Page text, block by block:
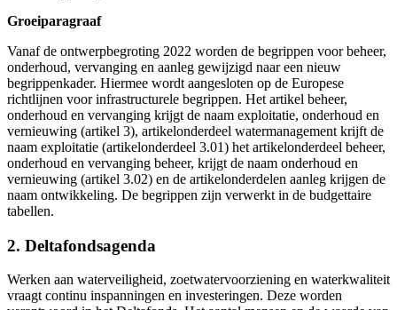
Groeiparagraaf
Vanaf de ontwerpbegroting 2022 worden de begrippen voor beheer,
onderhoud, vervanging en aanleg gewijzigd naar een nieuw
begrippenkader. Hiermee wordt aangesloten op de Europese
richtlijnen voor infrastructurele begrippen. Het artikel beheer,
onderhoud en vervanging krijgt de naam exploitatie, onderhoud en
vernieuwing (artikel 3), artikelonderdeel watermanagement krijft de
naam exploitatie (artikelonderdeel 3.01) het artikelonderdeel beheer,
onderhoud en vervanging beheer, krijgt de naam onderhoud en
vernieuwing (artikel 3.02) en de artikelonderdelen aanleg krijgen de
naam ontwikkeling. De begrippen zijn verwerkt in de budgettaire
tabellen.
2. Deltafondsagenda
Werken aan waterveiligheid, zoetwatervoorziening en waterkwaliteit
vraagt continu inspanningen en investeringen. Deze worden